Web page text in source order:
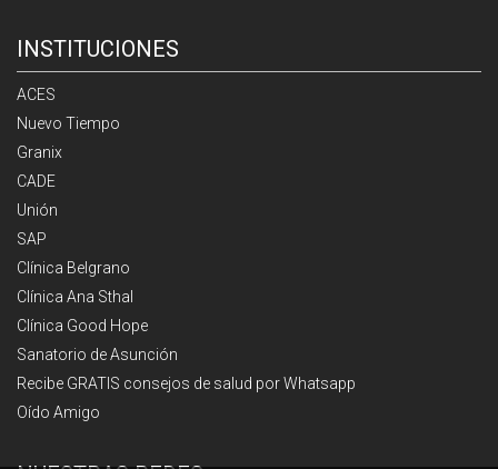
INSTITUCIONES
ACES
Nuevo Tiempo
Granix
CADE
Unión
SAP
Clínica Belgrano
Clínica Ana Sthal
Clínica Good Hope
Sanatorio de Asunción
Recibe GRATIS consejos de salud por Whatsapp
Oído Amigo